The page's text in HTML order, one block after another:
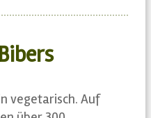
vegetarisch. Auf